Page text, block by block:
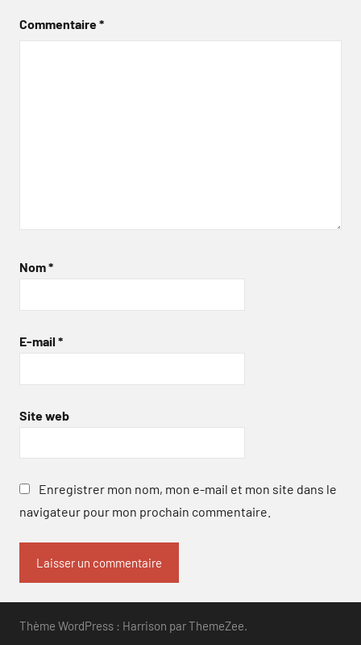
Commentaire*
Nom*
E-mail *
Site web
Enregistrer mon nom, mon e-mail et mon site dans le
navigateur pour mon prochain commentaire.
Thème WordPress : Harrison par ThemeZee.